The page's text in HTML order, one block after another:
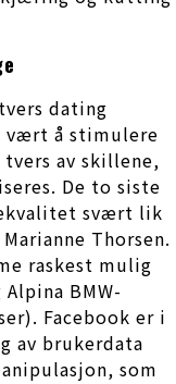
dating
vært å stimulere
av skillene,
De to siste
svært lik
Thorsen.
raskest mulig
BMW-
Facebook er i
av brukerdata
som